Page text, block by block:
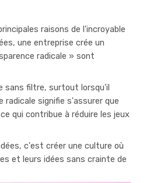
raisons de l'incroyable
une entreprise crée un
radicale » sont
sans filtre, surtout lorsqu'il
signifie s'assurer que
qui contribue à réduire les jeux
c'est créer une culture où
et leurs idées sans crainte de